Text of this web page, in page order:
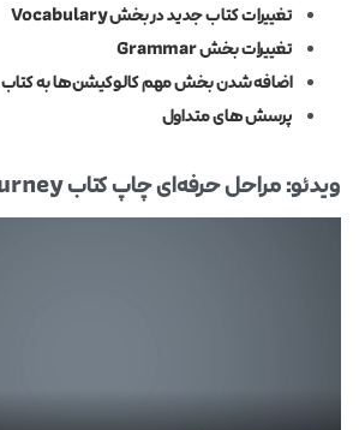
تغییرات کتاب جدید در بخش Vocabulary
تغییرات بخش Grammar
اضافه شدن بخش مهم کالوکیشن‌ها به
پرسش های متداول
ویدئو: مراحل حرفه‌ای چاپ کتاب IELTS Journey